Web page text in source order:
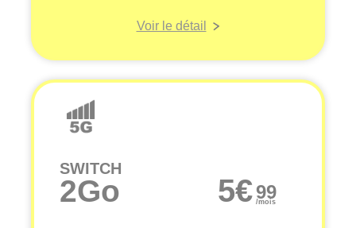
SWITCH
2Go 5€99
/mois
Voir le détail